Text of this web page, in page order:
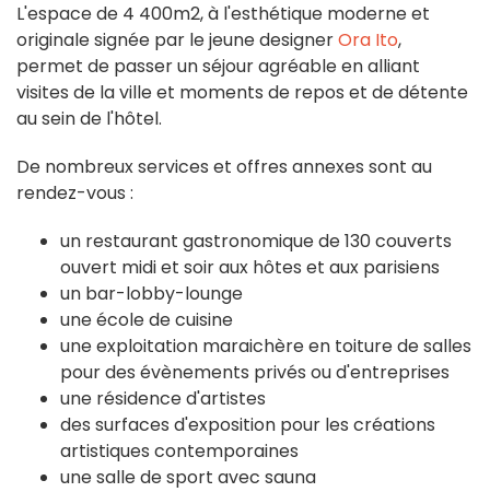
L'espace de 4 400m2, à l'esthétique moderne et
originale signée par le jeune designerOra Ito,
permet de passer un séjour agréable en alliant
visites de la ville et moments de repos et de détente
au sein de l'hôtel.
De nombreux services et offres annexes sont au
rendez-vous :
un restaurant gastronomique de 130 couverts
ouvert midi et soir aux hôtes et aux parisiens
un bar-lobby-lounge
une école de cuisine
une exploitation maraichère en toiture de salles
pour des évènements privés ou d'entreprises
une résidence d'artistes
des surfaces d'exposition pour les créations
artistiques contemporaines
une salle de sport avec sauna